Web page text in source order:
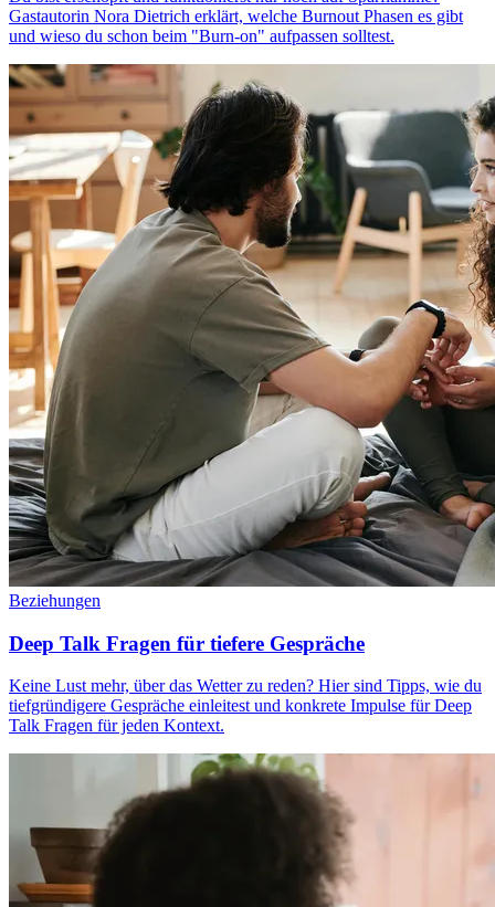
Gastautorin Nora Dietrich erklärt, welche Burnout Phasen es gibt
und wieso du schon beim "Burn-on" aufpassen solltest.
Beziehungen
Deep Talk Fragen für tiefere Gespräche
Keine Lust mehr, über das Wetter zu reden? Hier sind Tipps, wie du
tiefgründigere Gespräche einleitest und konkrete Impulse für Deep
Talk Fragen für jeden Kontext.